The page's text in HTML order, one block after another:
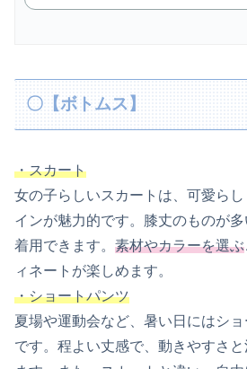
〇【ボトムス】
・スカート
女の子らしいスカートは、可愛ら
インが魅力的です。膝丈のものが
着用できます。 素材やカラーを選ぶ
ィネートが楽しめます。
・ショートパンツ
夏場や運動会など、暑い日にはシ
です。程よい丈感で、動きやすさ